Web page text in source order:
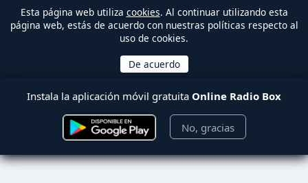
Esta página web utiliza cookies. Al continuar utilizando esta
página web, estás de acuerdo con nuestras políticas respecto al
uso de cookies.
Instala la aplicación móvil gratuita Online Radio Box
No, gracias